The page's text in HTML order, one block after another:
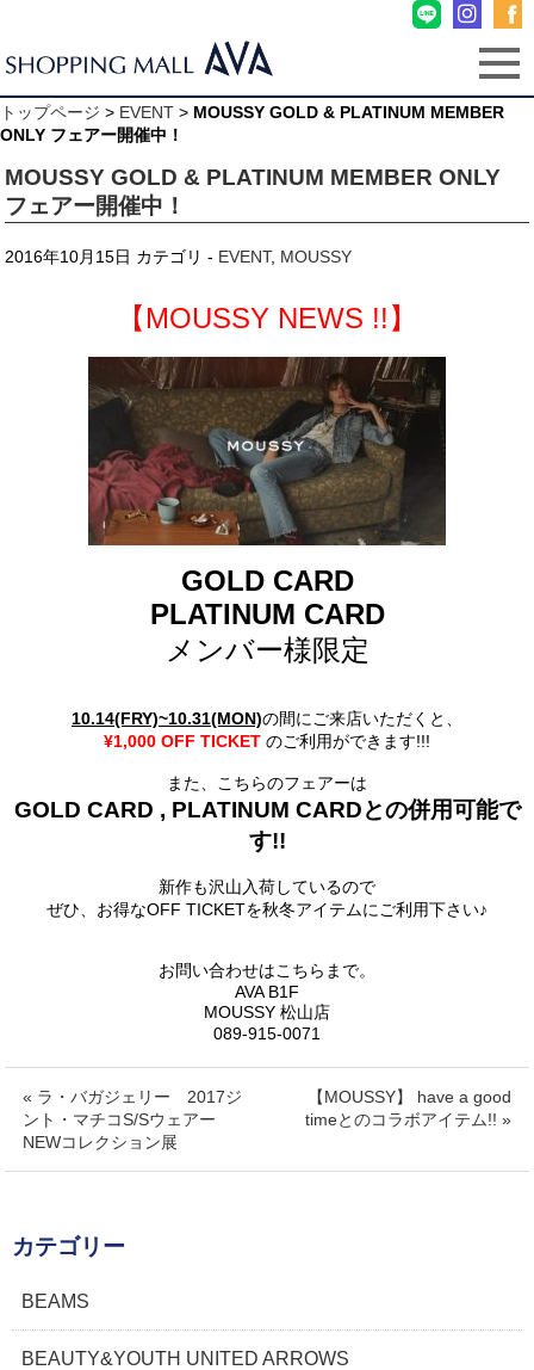
トップページ > EVENT > MOUSSY GOLD & PLATINUM MEMBER
ONLY フェアー開催中！
MOUSSY GOLD & PLATINUM MEMBER ONLY
フェアー開催中！
2016年10月15日 カテゴリ - EVENT, MOUSSY
【MOUSSY NEWS !!】
GOLD CARD
PLATINUM CARD
メンバー様限定
10.14(FRY)~10.31(MON)の間にご来店いただくと、
¥1,000 OFF TICKET のご利用ができます!!!
また、こちらのフェアーは
GOLD CARD , PLATINUM CARDとの併用可能で
す!!
新作も沢山入荷しているので
ぜひ、お得なOFF TICKETを秋冬アイテムにご利用下さい♪
お問い合わせはこちらまで。
AVA B1F
MOUSSY 松山店
089-915-0071
« ラ・バガジェリー 2017ジ
ント・マチコS/Sウェアー
NEWコレクション展
【MOUSSY】 have a good
timeとのコラボアイテム!! »
カテゴリー
BEAMS
BEAUTY&YOUTH UNITED ARROWS